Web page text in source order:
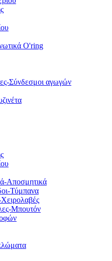
O'ring
Σύνδεσμοι αγωγών
Αποσμητικά
Τύμπανα
Μπουτόν